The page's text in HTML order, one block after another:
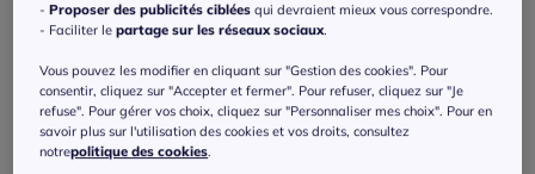
plaquées
Couleur :pomme
Choisir une couleur :
-Proposer des publicités ciblées qui devraient mieux vous correspondre.
- Faciliter lepartage sur les réseaux sociaux.
Vous pouvez les modifier en cliquant sur "Gestion des cookies". Pour
consentir, cliquez sur "Accepter et fermer". Pour refuser, cliquez sur "Je
refuse". Pour gérer vos choix, cliquez sur "Personnaliser mes choix". Pour en
savoir plus sur l'utilisation des cookies et vos droits, consultez
notrepolitique des cookies.